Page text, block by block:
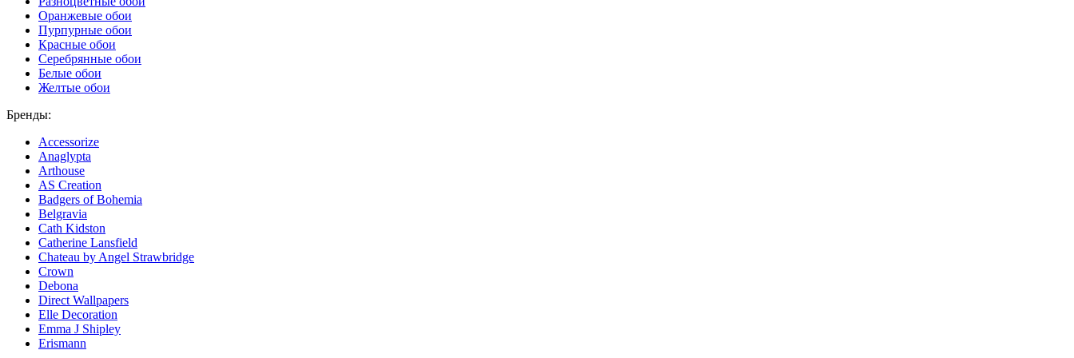
Оранжевые обои
Пурпурные обои
Красные обои
Серебрянные обои
Белые обои
Желтые обои
Бренды:
Accessorize
Anaglypta
Arthouse
AS Creation
Badgers of Bohemia
Belgravia
Cath Kidston
Catherine Lansfield
Chateau by Angel Strawbridge
Crown
Debona
Direct Wallpapers
Elle Decoration
Emma J Shipley
Erismann